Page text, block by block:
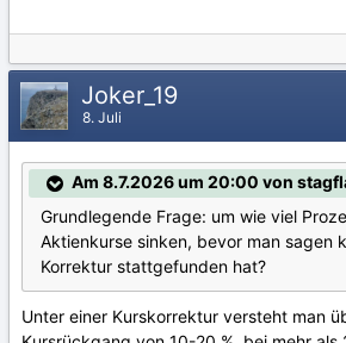
Joker_19
8. Juli
Am 8.7.2026 um 20:00 von
Grundlegende Frage: um wie viel
Aktienkurse sinken, bevor man sagen
Korrektur stattgefunden hat?
Unter einer Kurskorrektur versteht man